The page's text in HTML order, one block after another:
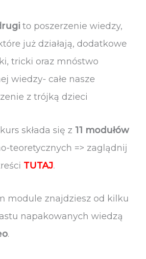
to poszerzenie wiedzy,
już działają, dodatkowe
tricki oraz mnóstwo
wiedzy- całe nasze
z trójką dzieci
składa się z 11 modułów
teoretycznych => zaglądnij
TUTAJ.
module znajdziesz od kilku
napakowanych wiedzą
.